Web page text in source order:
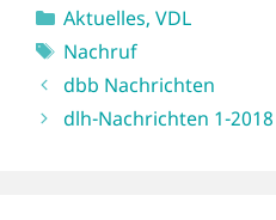
Kategorien
Aktuelles, VDL
Schlagwörter
Nachruf
dbb Nachrichten
dlh-Nachrichten 1-2018